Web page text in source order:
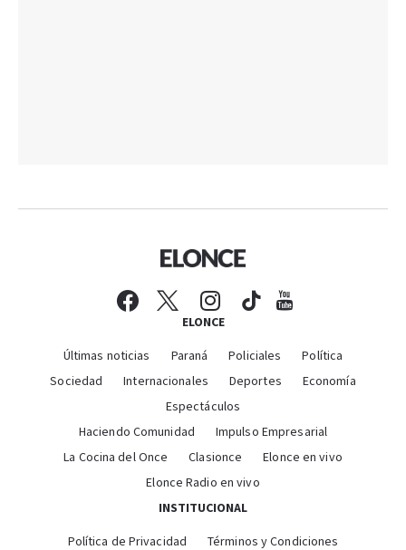
ELONCE
Últimas noticias Paraná Policiales
Política
Sociedad
Internacionales Deportes
Economía
Espectáculos
Haciendo Comunidad
Impulso Empresarial
La Cocina del Once
Clasionce
Elonce en vivo
Elonce Radio en vivo
INSTITUCIONAL
Política de Privacidad Términos y Condiciones